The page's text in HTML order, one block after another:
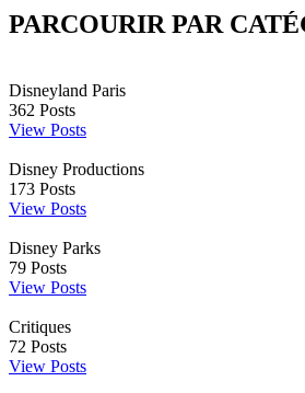
PARCOURIR PAR
Disneyland Paris
362 Posts
View Posts
Disney Productions
173 Posts
View Posts
Disney Parks
79 Posts
View Posts
Critiques
72 Posts
View Posts